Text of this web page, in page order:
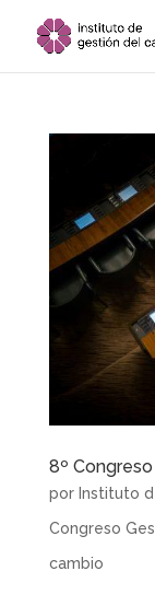
8º
por Instituto
Congreso
cambio